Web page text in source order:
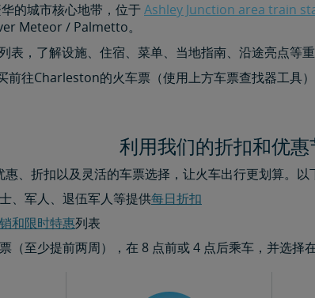
的城市核心地带，位于Ashley Junction area train
Meteor / Palmetto。
表，了解设施、住宿、菜单、当地指南、沿途亮点等重
前往Charleston的火车票（使用上方车票查找器工具
利用我们的折扣和优
、折扣以及灵活的车票选择，让火车出行更划算。
、军人、退伍军人等提供每日折扣​​​​​​​
和限时特惠列表
（至少提前两周），在 8 点前或 4 点后乘车，并选择